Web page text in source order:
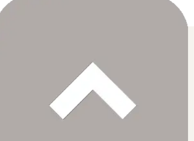
各種ブランドのカードをご利用いただけます。
【Paidy（後払い/コンビニ払い）】
お支払後の在庫確保となりますため、お早めにお支払をお願いし
なお、お支払口座は、注文確認メールに記載しております。
振込手数料はお客様負担となります。